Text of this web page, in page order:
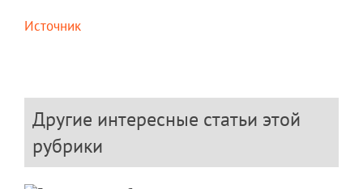
Источник
Другие интересные статьи этой
рубрики